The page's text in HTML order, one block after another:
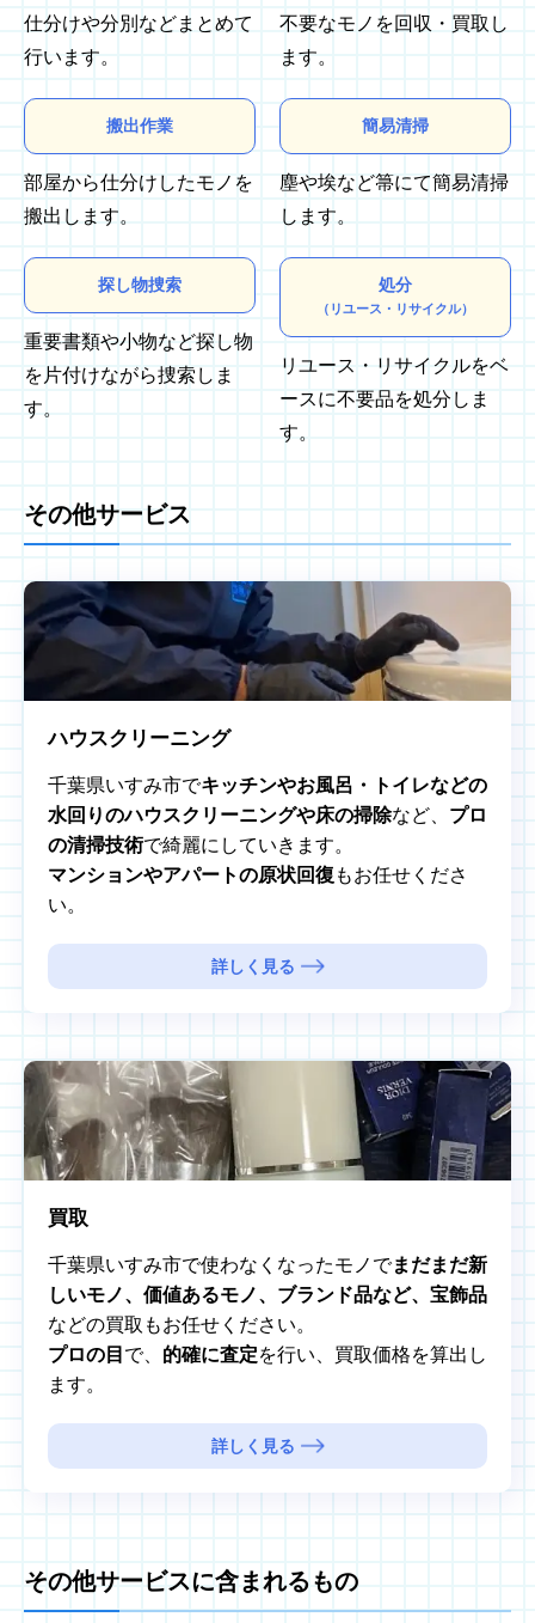
仕分けや分別などまとめて
行います。
不要なモノを回収・買取し
ます。
搬出作業
部屋から仕分けしたモノを
搬出します。
簡易清掃
塵や埃など箒にて簡易清掃
します。
探し物捜索
重要書類や小物など探し物
を片付けながら捜索しま
す。
処分
（リユース・リサイクル）
リユース・リサイクルをベ
ースに不要品を処分しま
す。
その他サービス
ハウスクリーニング
千葉県いすみ市でキッチンやお風呂・トイレなどの
水回りのハウスクリーニングや床の掃除など、 プロ
の清掃技術で綺麗にしていきます。
マンションやアパートの原状回復 もお任せくださ
い。
詳しく見る
買取
千葉県いすみ市で使わなくなったモノでまだまだ新
しいモノ、価値あるモノ、ブランド品など、宝飾品
などの買取もお任せください。
プロの目 で、 的確に査定を行い、買取価格を算出し
ます。
詳しく見る
その他サービスに含まれるもの